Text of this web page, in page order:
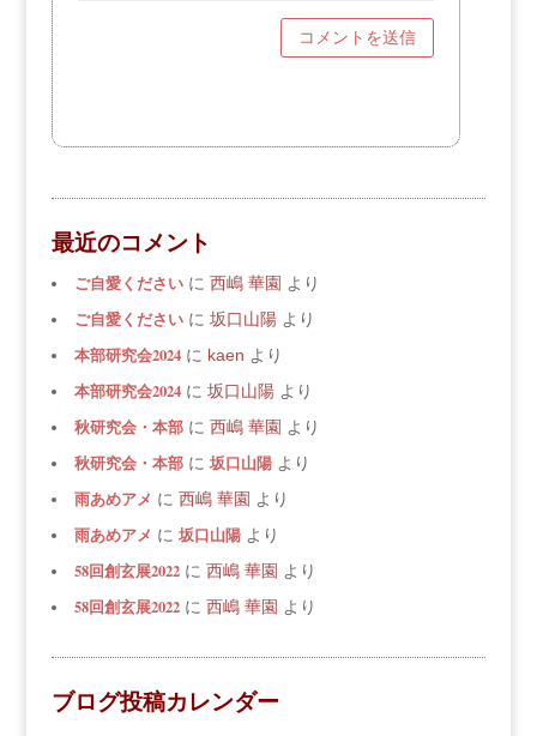
最近のコメント
ご自愛くださいに 西嶋 華園 より
ご自愛くださいに 坂口山陽より
本部研究会2024に kaen より
本部研究会2024に 坂口山陽より
秋研究会・本部に 西嶋 華園 より
秋研究会・本部に 坂口山陽より
雨あめアメ に 西嶋 華園 より
雨あめアメ に 坂口山陽より
58回創玄展2022に 西嶋 華園 より
58回創玄展2022に 西嶋 華園 より
ブログ投稿カレンダー